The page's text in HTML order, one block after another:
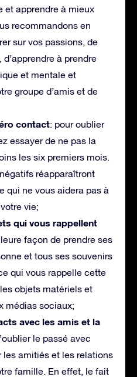
et apprendre à mieux
recommandons en
sur vos passions, de
à prendre
et mentale et
groupe d’amis et de
contact: pour oublier
essayer de ne pas la
les six premiers mois.
réapparaîtront
qui ne vous aidera pas à
vie;
qui vous rappellent
façon de prendre ses
et tous ses souvenirs
qui vous rappelle cette
objets matériels et
médias sociaux;
avec les amis et la
le passé avec
les amitiés et les relations
famille. En effet, le fait